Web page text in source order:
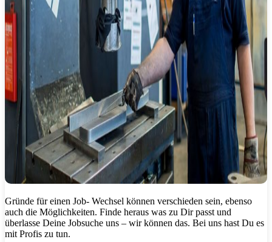
Gründe für einen Job- Wechsel können verschieden sein, ebenso
auch die Möglichkeiten. Finde heraus was zu Dir passt und
überlasse Deine Jobsuche uns – wir können das. Bei uns hast Du es
mit Profis zu tun.